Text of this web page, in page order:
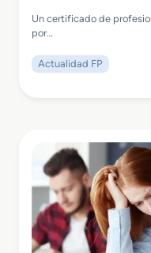
Un certificado de
por…
Actualidad FP